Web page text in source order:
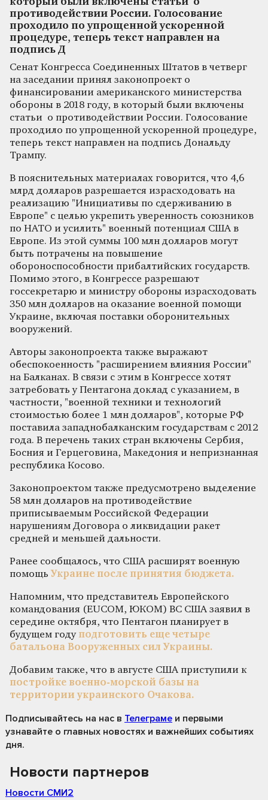
противодействии России. Голосование
проходило по упрощенной ускоренной
процедуре, теперь текст направлен на
подпись Д
Сенат Конгресса Соединенных Штатов в четверг
на заседании принял законопроект о
финансировании американского министерства
обороны в 2018 году, в который были включены
статьи о противодействии России. Голосование
проходило по упрощенной ускоренной процедуре,
теперь текст направлен на подпись Дональду
Трампу.
В пояснительных материалах говорится, что 4,6
млрд долларов разрешается израсходовать на
реализацию "Инициативы по сдерживанию в
Европе" с целью укрепить уверенность союзников
по НАТО и усилить" военный потенциал США в
Европе. Из этой суммы 100 млн долларов могут
быть потрачены на повышение
обороноспособности прибалтийских государств.
Помимо этого, в Конгрессе разрешают
госсекретарю и министру обороны израсходовать
350 млн долларов на оказание военной помощи
Украине, включая поставки оборонительных
вооружений.
Авторы законопроекта также выражают
обеспокоенность "расширением влияния России"
на Балканах. В связи с этим в Конгрессе хотят
затребовать у Пентагона доклад с указанием, в
частности, "военной техники и технологий
стоимостью более 1 млн долларов", которые РФ
поставила западнобалканским государствам с 2012
года. В перечень таких стран включены Сербия,
Босния и Герцеговина, Македония и непризнанная
республика Косово.
Законопроектом также предусмотрено выделение
58 млн долларов на противодействие
приписываемым Российской Федерации
нарушениям Договора о ликвидации ракет
средней и меньшей дальности.
Ранее сообщалось, что США расширят военную
помощь Украине после принятия бюджета.
Напомним, что представитель Европейского
командования (EUCOM, ЮКОМ) ВС США заявил в
середине октября, что Пентагон планирует в
будущем году подготовить еще четыре
батальона Вооруженных сил Украины.
Добавим также, что в августе США приступили к
постройке военно-морской базы на
территории украинского Очакова.
Подписывайтесь на нас в Телеграме и первыми
узнавайте о главных новостях и важнейших событиях
дня.
Новости партнеров
Новости СМИ2